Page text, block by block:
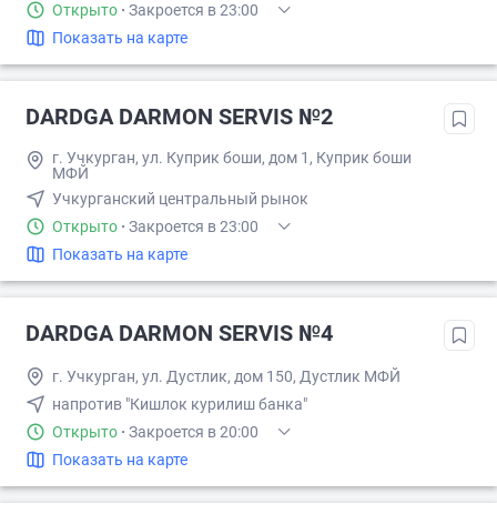
Открыто · Закроется в 23:00
Показать на карте
DARDGA DARMON SERVIS №2
г. Учкуpган, ул. Куприк боши, дом 1, Куприк боши
МФЙ
Учкурганский центральный рынок
Открыто · Закроется в 23:00
Показать на карте
DARDGA DARMON SERVIS №4
г. Учкуpган, ул. Дустлик, дом 150, Дустлик МФЙ
напротив "Кишлок курилиш банка"
Открыто · Закроется в 20:00
Показать на карте